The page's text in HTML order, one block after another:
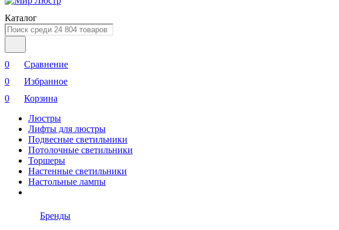
Каталог
0
Сравнение
0
Избранное
0
Корзина
Люстры
Лифты для люстры
Подвесные светильники
Потолочные светильники
Торшеры
Настенные светильники
Настольные лампы
Бренды